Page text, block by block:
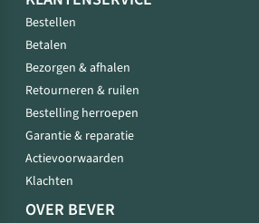
Bestellen
Betalen
Bezorgen & afhalen
Retourneren & ruilen
Bestelling herroepen
Garantie & reparatie
Actievoorwaarden
Klachten
OVER BEVER